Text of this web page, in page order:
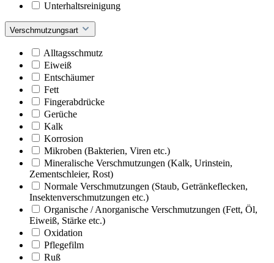
Unterhaltsreinigung
Verschmutzungsart
Alltagsschmutz
Eiweiß
Entschäumer
Fett
Fingerabdrücke
Gerüche
Kalk
Korrosion
Mikroben (Bakterien, Viren etc.)
Mineralische Verschmutzungen (Kalk, Urinstein,
Zementschleier, Rost)
Normale Verschmutzungen (Staub, Getränkeflecken,
Insektenverschmutzungen etc.)
Organische / Anorganische Verschmutzungen (Fett, Öl,
Eiweiß, Stärke etc.)
Oxidation
Pflegefilm
Ruß